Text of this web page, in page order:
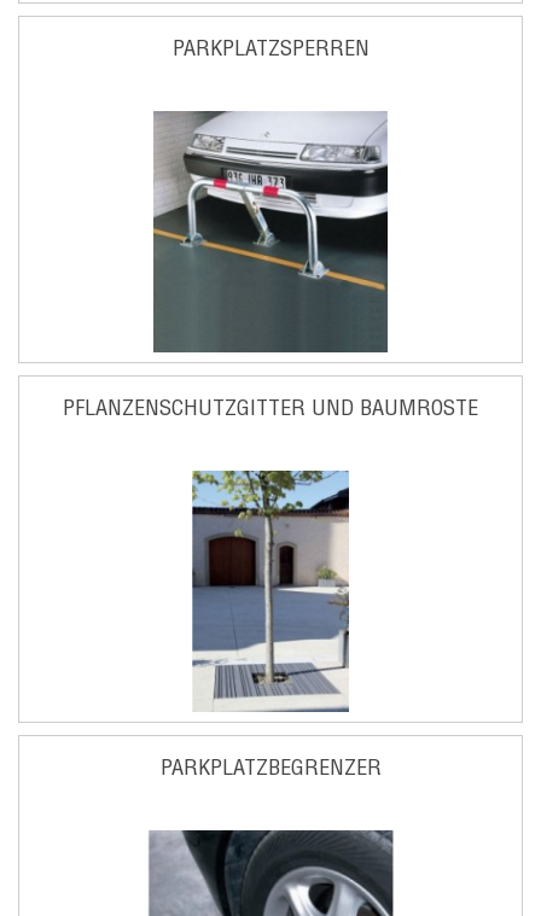
PARKPLATZSPERREN
PFLANZENSCHUTZGITTER UND BAUMROSTE
PARKPLATZBEGRENZER